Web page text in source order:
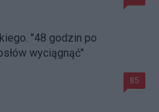
"48 godzin po
wyciągnąć"
85